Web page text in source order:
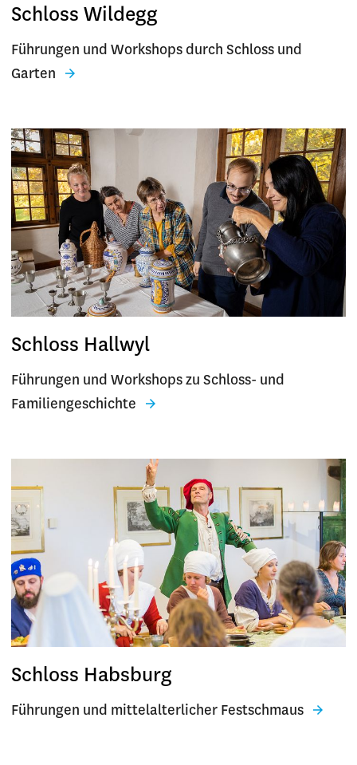
Schloss Wildegg
Führungen und Workshops durch Schloss und
Garten
Schloss Hallwyl
Führungen und Workshops zu Schloss- und
Familiengeschichte
Schloss Habsburg
Führungen und mittelalterlicher Festschmaus